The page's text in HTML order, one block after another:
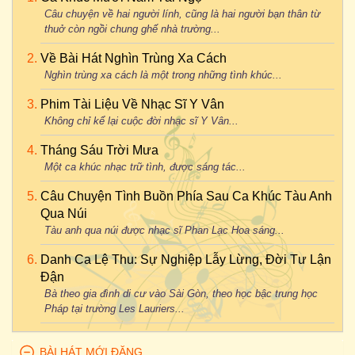
Nhạc Dương Thiệu Tước, thơ Hồ Dzếnh - Khánh Ly - Chiều
Lê Trọng Nguyễn - Khánh Ly - Chiều Bên Giáo Đường
Trịnh Công Sơn - Khánh Ly - Chiều Một Mình Qua Phố
Nguyễn Đức Quang - Elvis Phương & Khánh Ly - Chiều Qua
Tuy Hòa
Nguyễn Tất Nhiên - Khánh Ly - Chiều Trên Đường Hồng Thập
Trịnh Công Sơn - Khánh Ly - Chìm Dưới Cơn Mưa
Xuân Tiên & Ngọc Bích - Khánh Ly - Chờ Một Kiếp Mai
Phạm Đình Chương - Khánh Ly - Cho Một Thành Phố Mất
Tên
Phạm Duy - Khánh Ly - Cho Nhau
Nguyễn Đình Toàn - Khánh Ly - Có Bao Giờ
Trịnh Công Sơn - Khánh Ly - Có Một Dòng Sông Đã Qua Đời
Nguyễn Đình Toàn
- Khánh Ly -Căn Nhà Xưa
Lời Việt: Từ Vũ-Khánh Ly-Cánh Buồm Xa Xưa
Trịnh Công Sơn-Khánh Ly-Cánh Buồm Xưa
Từ Linh&Đoàn Chuẩn Khánh Ly
Hoài Đức&Nguyễn Khắc Xuyên-Khánh Ly
Lên
Trịnh Công Sơn
- Khánh Ly -Cát Bụi
-Chai Đá
Văn Phụng
Chán Nản
Trịnh Công Sơn-Khánh Ly-Chỉ Có Ta Trong Một Đời
Trịnh Công Sơn-Khánh Ly-Chiếc Lá Thu Phai
Phạm Duy
-Khánh Ly
Chiến Sĩ Vô Danh
NhạcDương Thiệu Tước, thơHồ Dzếnh
Lê Trọng Nguyễn-Khánh Ly-Chiều Bên Giáo Đường
Câu chuyện về hai người lính, cũng là hai người bạn thân từ
thuở còn ngồi chung ghế nhà trường...
Về Bài Hát Nghìn Trùng Xa Cách
Nghìn trùng xa cách là một trong những tình khúc...
Phim Tài Liệu Về Nhạc Sĩ Y Vân
Không chỉ kể lại cuộc đời nhạc sĩ Y Vân...
Tháng Sáu Trời Mưa
Một ca khúc nhạc trữ tình, được sáng tác...
Câu Chuyện Tình Buồn Phía Sau Ca Khúc Tàu Anh
Qua Núi
Tàu anh qua núi được nhạc sĩ Phan Lạc Hoa sáng...
Danh Ca Lệ Thu: Sự Nghiệp Lẫy Lừng, Đời Tư Lận
Đận
Bà theo gia đình di cư vào Sài Gòn, theo học bậc trung học
Pháp tại trường Les Lauriers...
BÀI HÁT MỚI ĐĂNG